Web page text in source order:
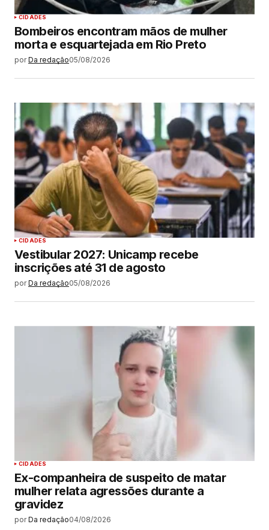
CIDADES
Bombeiros encontram mãos de mulher
morta e esquartejada em Rio Preto
por Da redação05/08/2026
CIDADES
Vestibular 2027: Unicamp recebe
inscrições até 31 de agosto
por Da redação05/08/2026
CIDADES
Ex-companheira de suspeito de matar
mulher relata agressões durante a
gravidez
por Da redação04/08/2026